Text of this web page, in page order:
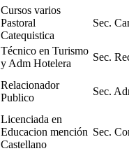
Cursos varios
Pastoral
Catequistica
Sec.
Técnico en Turismo
y Adm Hotelera
Sec.
Relacionador
Publico
Sec.
Licenciada en
Educacion mención
Castellano
Sec.